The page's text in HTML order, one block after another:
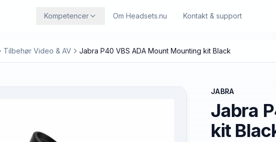
Kompetencer Om Headsets.nu Kontakt & support
Tilbehør Video & AV Jabra P40 VBS ADA Mount Mounting kit Black
JABRA
Jabra
kit